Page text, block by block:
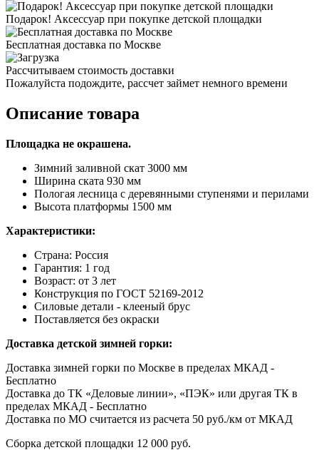
Подарок! Аксессуар при покупке детской площадки
Бесплатная доставка по Москве
Рассчитываем стоимость доставки
Пожалуйста подождите, рассчет займет немного времени
Описание товара
Площадка не окрашена.
Зимний заливной скат 3000 мм
Ширина ската 930 мм
Пологая лесница с деревянными ступенями и перилами
Высота платформы 1500 мм
Характеристики:
Страна: Россия
Гарантия: 1 год
Возраст: от 3 лет
Конструкция по ГОСТ 52169-2012
Силовые детали - клееный брус
Поставляется без окраски
Доставка детской зимней горки:
Доставка зимней горки по Москве в пределах МКАД -
Бесплатно
Доставка до ТК «Деловые линии», «ПЭК» или другая ТК в
пределах МКАД - Бесплатно
Доставка по МО считается из расчета 50 руб./км от МКАД
Сборка детской площадки 12 000 руб.